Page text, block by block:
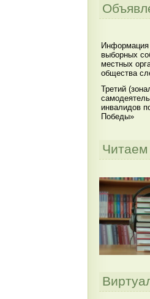
Информация
выборных
местных
общества
Третий
инвалидов
Победы»
Читаем